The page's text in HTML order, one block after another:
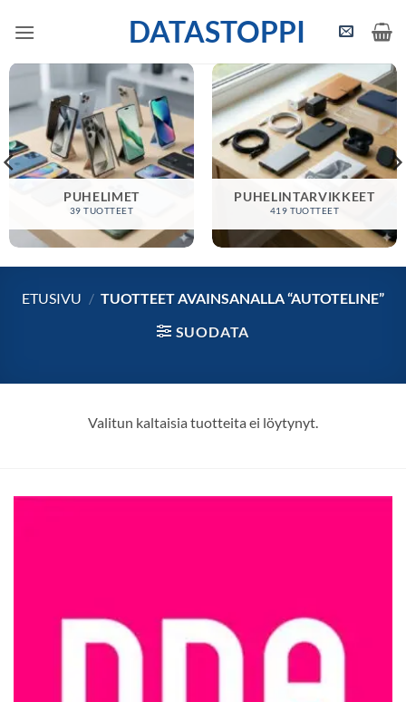
DATASTOPPI
PUHELIMET
39 TUOTTEET
PUHELINTARVIKKEET
419 TUOTTEET
ETUSIVU / TUOTTEET AVAINSANALLA “AUTOTELINE”
SUODATA
Valitun kaltaisia tuotteita ei löytynyt.